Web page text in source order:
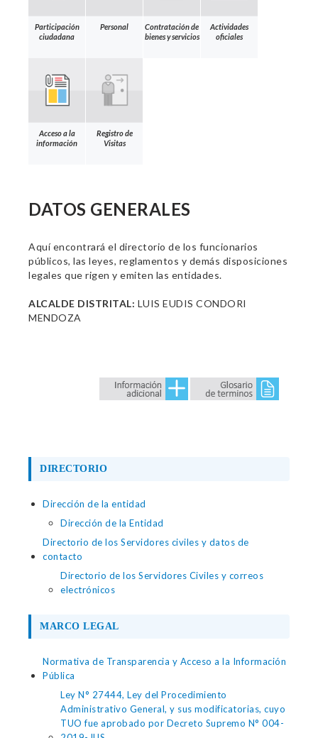
Participación
ciudadana
Personal
Contratación de
bienes y servicios
Actividades
oficiales
Acceso a la
información
Registro de
Visitas
DATOS GENERALES
Aquí encontrará el directorio de los funcionarios
públicos, las leyes, reglamentos y demás disposiciones
legales que rigen y emiten las entidades.
ALCALDE DISTRITAL: LUIS EUDIS CONDORI
MENDOZA
DIRECTORIO
Dirección de la entidad
Dirección de la Entidad
Directorio de los Servidores civiles y datos de
contacto
Directorio de los Servidores Civiles y correos
electrónicos
MARCO LEGAL
Normativa de Transparencia y Acceso a la Información
Pública
Ley N° 27444, Ley del Procedimiento
Administrativo General, y sus modificatorias, cuyo
TUO fue aprobado por Decreto Supremo N° 004-